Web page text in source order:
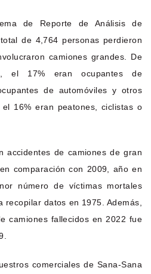
de Reporte de Análisis de
de 4,764 personas perdieron
camiones grandes. De
el 17% eran ocupantes de
de automóviles y otros
16% eran peatones, ciclistas o
accidentes de camiones de gran
comparación con 2009, año en
número de víctimas mortales
recopilar datos en 1975. Además,
camiones fallecidos en 2022 fue
comerciales de Sana-Sana